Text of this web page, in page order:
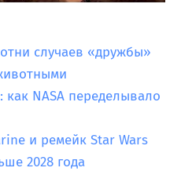
случаев «дружбы»
NASA переделывало
и ремейк Star Wars
2028 года